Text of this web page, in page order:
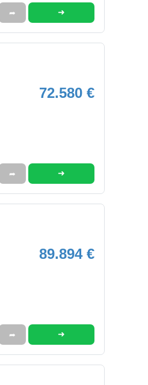
➦ ➜
72.580 €
➦ ➜
89.894 €
➦ ➜